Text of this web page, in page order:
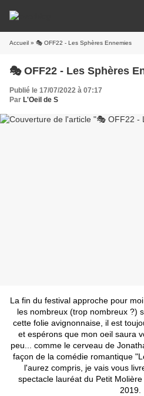
Accueil » 🎭 OFF22 - Les Sphères Ennemies
🎭 OFF22 - Les Sphères
Publié le 17/07/2022 à 07:17
Par L'Oeil de S
La fin du festival approche pour
les nombreux (trop nombreux ?)
cette folie avignonnaise, il est
et espérons que mon oeil saura
peu... comme le cerveau de
façon de la comédie romantique
l'aurez compris, je vais vous
spectacle lauréat du Petit
2019.